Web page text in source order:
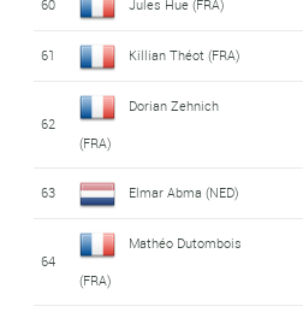
60 Jules Hue (FRA)
61 Killian Théot (FRA)
62
Dorian Zehnich
(FRA)
63 Elmar Abma (NED)
64
Mathéo Dutombois
(FRA)